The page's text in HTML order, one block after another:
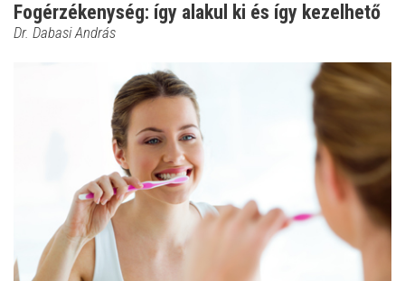
Fogérzékenység: így alakul ki és így kezelhető
Dr. Dabasi András